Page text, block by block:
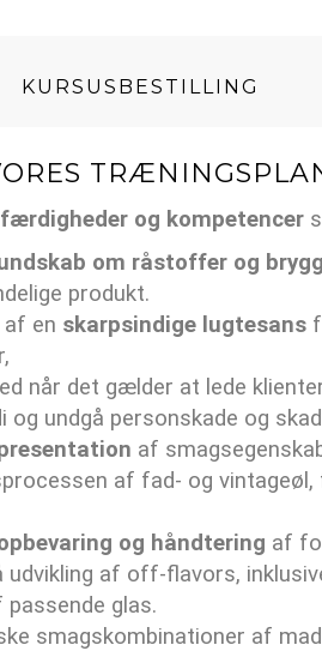
KURSUSBESTILLING
og kompetencer
om råstoffer og
produkt.
af en skarpsindige lugtesans
når det gælder at lede
og undgå personskade og
af
af fad- og
og håndtering af
udvikling af off-flavors,
passende glas.
smagskombinationer af